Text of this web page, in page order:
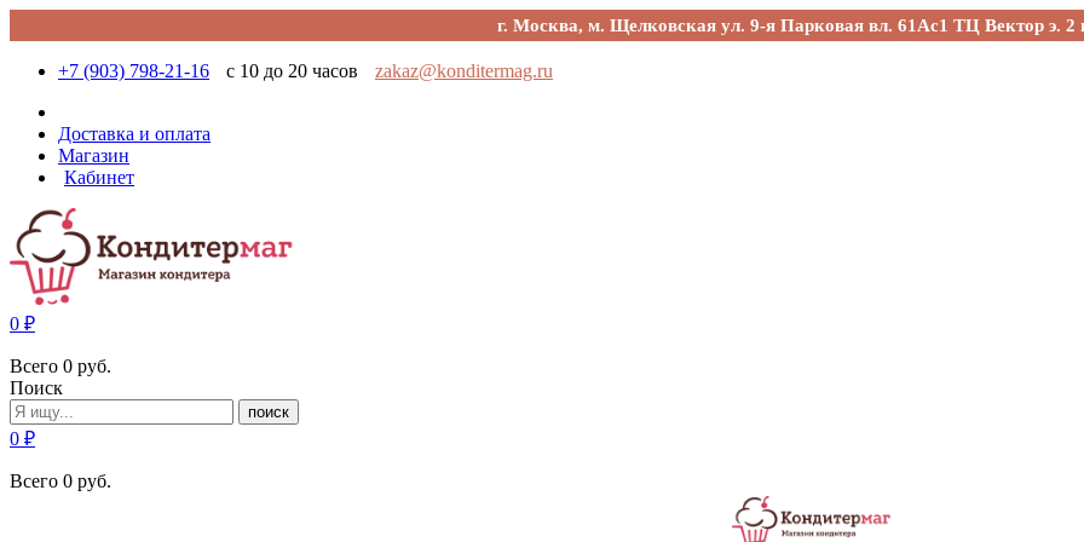
г. Москва, м. Щелковская ул. 9-я Парковая вл. 61Ас1 ТЦ Вектор э. 2
+7 (903) 798-21-16 с 10 до 20 часов zakaz@konditermag.ru
Доставка и оплата
Магазин
Кабинет
0 ₽
Всего 0 руб.
Поиск
поиск
0 ₽
Всего 0 руб.